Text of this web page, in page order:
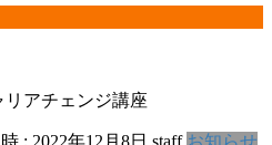
アチェンジ講座
: 2022年12月8日 staff お知らせ